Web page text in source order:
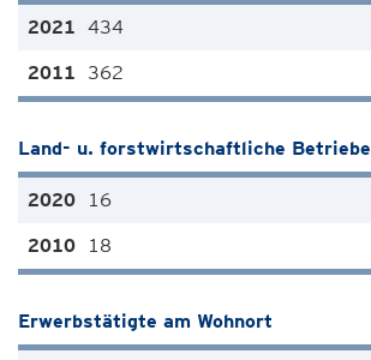
434
362
Land- u. forstwirtschaftliche Betriebe
16
18
Erwerbstätigte am Wohnort